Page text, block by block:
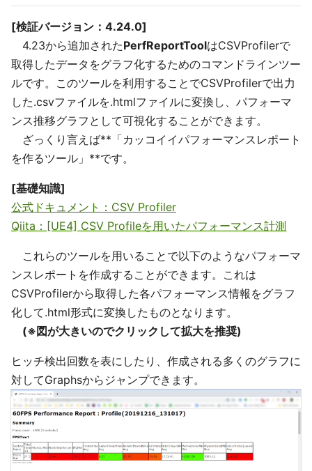
[検証バージョン：4.24.0]
4.23から追加されたPerfReportToolはCSVProfilerで
取得したデータをグラフ化するためのコマンドラインツー
ルです。このツールを利用することでCSVProfilerで出力
した.csvファイルを.htmlファイルに変換し、パフォーマ
ンス推移グラフとして可視化することができます。
ざっくり言えば**「カッコイイパフォーマンスレポート
を作るツール」**です。
[基礎知識]
公式ドキュメント：CSV Profiler
Qiita：[UE4] CSV Profileを用いたパフォーマンス計測
これらのツールを用いることで以下のようなパフォーマ
ンスレポートを作成することができます。これは
CSVProfilerから取得した各パフォーマンス情報をグラフ
化して.html形式に変換したものとなります。
(※図が大きいのでクリックして拡大を推奨)
ヒッチ検出回数を表にしたり、作成される多くのグラフに
対してGraphsからジャンプできます。